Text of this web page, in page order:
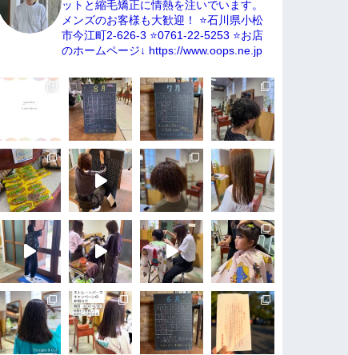
ットと縮毛矯正に情熱を注いでいます。
メンズのお客様も大歓迎！
⭐️石川県小松
市今江町2-626-3 ⭐️0761-22-5253 ⭐️お店
のホームページ↓ https://www.oops.ne.jp